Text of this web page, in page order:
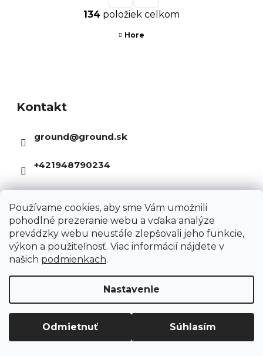
Používame cookies, aby sme Vám umožnili
pohodlné prezeranie webu a vďaka analýze
prevádzky webu neustále zlepšovali jeho funkcie,
výkon a použiteľnosť. Viac informácií nájdete v
našich podmienkach.
Nastavenie
Odmietnuť Súhlasím
O
l
v
k
y
v
ý
i
s
r
á
134 položiek celkom
Hore
Kontakt
ground@ground.sk
+421948790234
Informácie pre Vás
Kariéra
O nás